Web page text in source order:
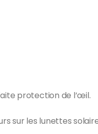
protection de l’œil.
sur les lunettes